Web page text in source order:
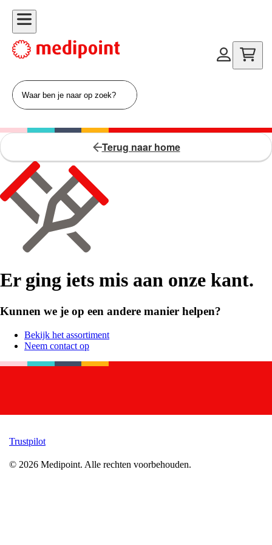
Terug naar home
Er ging iets mis aan onze kant.
Kunnen we je op een andere manier helpen?
Bekijk het assortiment
Neem contact op
Trustpilot
© 2026 Medipoint. Alle rechten voorbehouden.